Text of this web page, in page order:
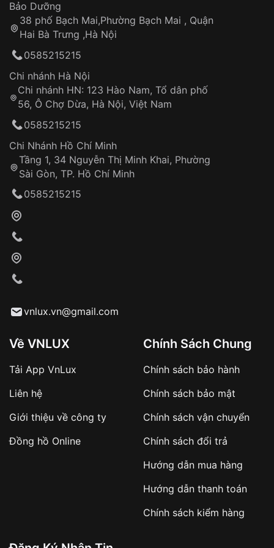
Thời gian tính từ khi xác nhận đơn hàng thành
công
Hotline: 0585 215 215
Từ khóa SEO:
Khách hàng kiểm tra và thanh toán trực tiếp
Từ khóa SEO:
sản phẩm đặc biệt
hàng
Số tiền còn lại thanh toán khi nhận hàng hoặc
✔️ Đảm bảo xử lý đơn hàng nhanh chóng
✔️ Hạn chế tình trạng hủy đơn không mong
Sản phẩm đã bị:
Tự ý sửa chữa
thống VNLUX
Đảm bảo quyền lợi khách hàng
Đồng hành cùng khách hàng trong suốt quá
trình sử dụng
Bảo Dưỡng
38 phố Bạch Mai,Phường Bạch Mai , Quận
Hai Bà Trưng ,Hà Nội
0585215215
Chi nhánh Hà Nội
Chi nhánh HN: 123 Hào Nam, Tổ dân phố
56, Ô Chợ Dừa, Hà Nội, Việt Nam
0585215215
Chi Nhánh Hồ Chí Minh
Tầng 1, 34 Nguyễn Thị Minh Khai, Phường
Sài Gòn, TP. Hồ Chí Minh
0585215215
vnlux.vn@gmail.com
Về VNLUX
Tải App VnLux
Liên hệ
Giới thiệu về công ty
Đồng hồ Online
Chính Sách Chung
Chính sách bảo hành
Chính sách bảo mật
Chính sách vận chuyển
Chính sách đổi trả
Hướng dẫn mua hàng
Hướng dẫn thanh toán
Chính sách kiểm hàng